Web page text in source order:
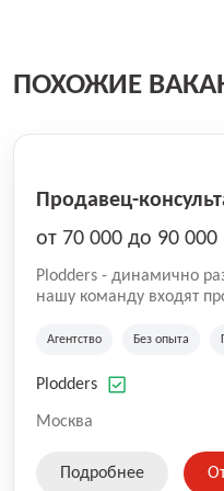
ПОХОЖИЕ
Продавец-
от 70 000 до 90
Plodders - динамично
нашу команду входят
на рынке аутсорсинга,
оказываемых услуг.
Агентство Без опыта
Plodders
Москва
Подробнее